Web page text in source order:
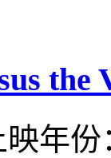
the
映年